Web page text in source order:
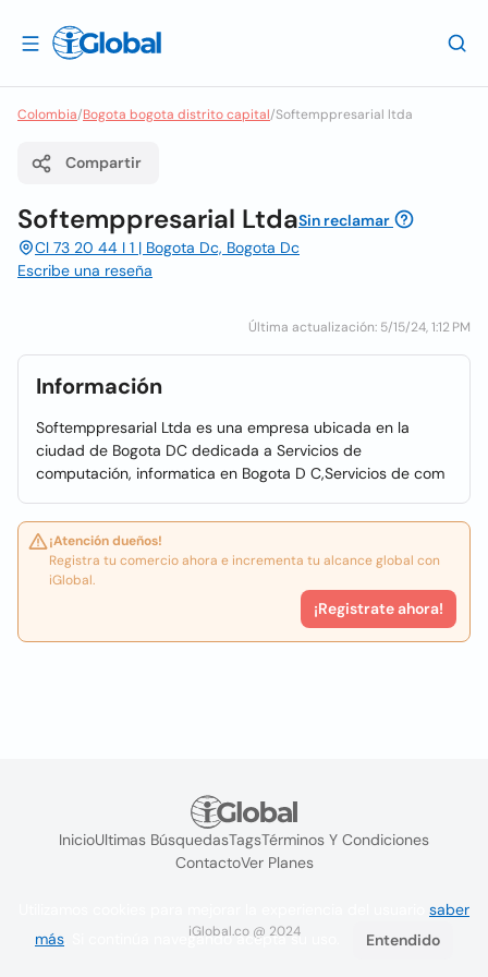
Colombia/Bogota bogota distrito capital/Softemppresarial ltda
Compartir
Softemppresarial LtdaSin reclamar
Cl 73 20 44 I 1 | Bogota Dc, Bogota Dc
Escribe una reseña
Última actualización: 5/15/24, 1:12 PM
Información
Softemppresarial Ltda es una empresa ubicada en la
ciudad de Bogota DC dedicada a Servicios de
computación, informatica en Bogota D C,Servicios de com
¡Atención dueños!
Registra tu comercio ahora e incrementa tu alcance global con
iGlobal.
¡Registrate ahora!
InicioUltimas BúsquedasTagsTérminos Y Condiciones
ContactoVer Planes
iGlobal.co @ 2024
saber
más . Si continúa navegando acepta su uso. Entendido